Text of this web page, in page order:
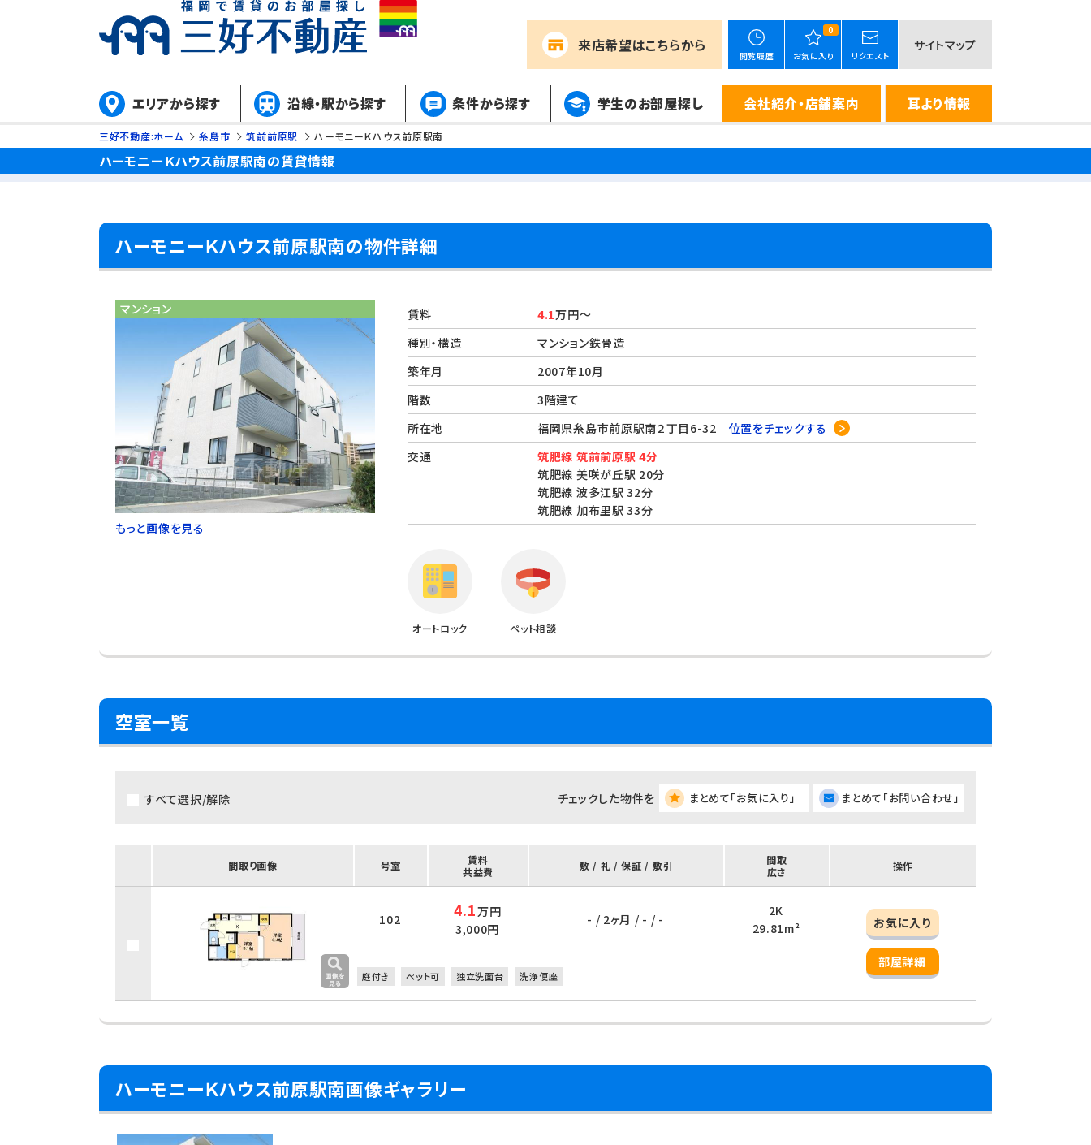
来店希望はこちらから
閲覧履歴
0
お気に入り リクエスト
サイトマップ
エリアから探す 沿線・駅から探す 条件から探す 学生のお部屋探し 会社紹介・店舗案内 耳より情報
三好不動産:ホーム 糸島市 筑前前原駅 ハーモニーＫハウス前原駅南
ハーモニーＫハウス前原駅南の賃貸情報
ハーモニーＫハウス前原駅南の物件詳細
マンション
もっと画像を見る
賃料 4.1万円～
種別・構造
マンション鉄骨造
築年月
2007年10月
階数
3階建て
所在地
福岡県糸島市前原駅南２丁目6-32 位置をチェックする
交通
筑肥線 筑前前原駅 4分
筑肥線 美咲が丘駅 20分
筑肥線 波多江駅 32分
筑肥線 加布里駅 33分
オートロック ペット相談
空室一覧
すべて選択/解除 チェックした物件を まとめて「お気に入り」 まとめて「お問い合わせ」
間取り画像 号室
賃料
共益費
敷 / 礼 / 保証 / 敷引
間取
広さ
操作
102 4.1万円
3,000円
- / 2ヶ月 / - / -
2K
29.81m²
お気に入り
部屋詳細
庭付き ペット可 独立洗面台 洗浄便座
ハーモニーＫハウス前原駅南画像ギャラリー